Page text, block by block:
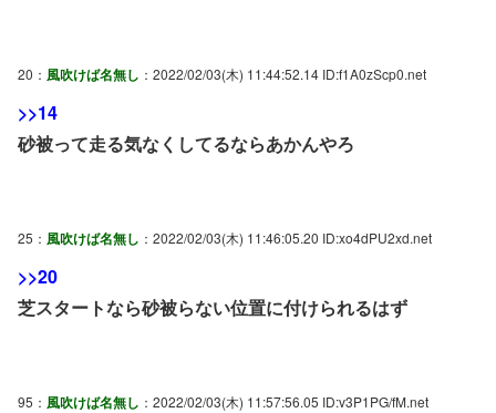
20： 風吹けば名無し ：2022/02/03(木) 11:44:52.14 ID:f1A0zScp0.net
>>14
砂被って走る気なくしてるならあかんやろ
25： 風吹けば名無し ：2022/02/03(木) 11:46:05.20 ID:xo4dPU2xd.net
>>20
芝スタートなら砂被らない位置に付けられるはず
95： 風吹けば名無し ：2022/02/03(木) 11:57:56.05 ID:v3P1PG/fM.net